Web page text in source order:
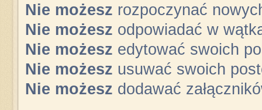
Nie możesz rozpoczynać
Nie możesz odpowiadać w
Nie możesz edytować swoich
Nie możesz usuwać swoich
Nie możesz dodawać